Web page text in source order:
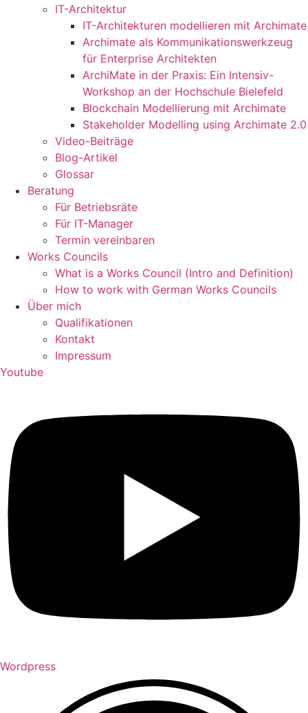
IT-Architektur
IT-Architekturen modellieren mit Archimate
Archimate als Kommunikationswerkzeug
für Enterprise Architekten
ArchiMate in der Praxis: Ein Intensiv-
Workshop an der Hochschule Bielefeld
Blockchain Modellierung mit Archimate
Stakeholder Modelling using Archimate 2.0
Video-Beiträge
Blog-Artikel
Glossar
Beratung
Für Betriebsräte
Für IT-Manager
Termin vereinbaren
Works Councils
What is a Works Council (Intro and Definition)
How to work with German Works Councils
Über mich
Qualifikationen
Kontakt
Impressum
Youtube
Wordpress